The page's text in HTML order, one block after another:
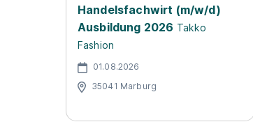
Handelsfachwirt (m/w/d)
Ausbildung 2026 Takko
Fashion
01.08.2026
35041 Marburg